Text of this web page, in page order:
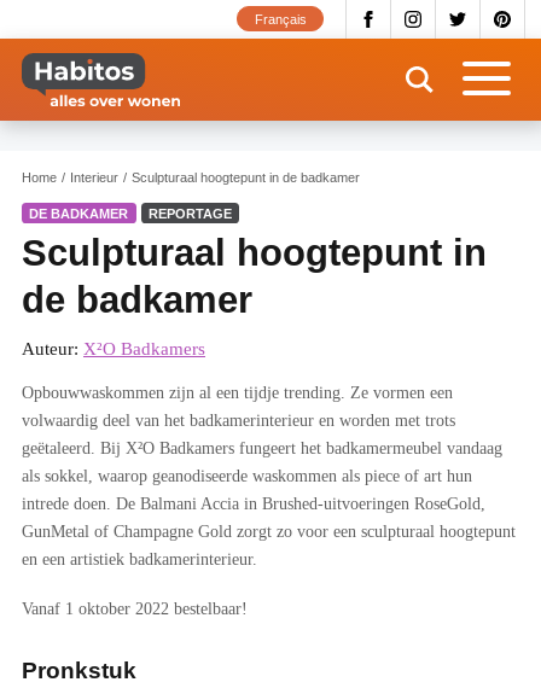
naar
inhoud
gaan
Français
Home Interieur Sculpturaal hoogtepunt in de badkamer
DE BADKAMER REPORTAGE
Sculpturaal hoogtepunt in
de badkamer
Auteur: X²O Badkamers
Opbouwwaskommen zijn al een tijdje trending. Ze vormen een
volwaardig deel van het badkamerinterieur en worden met trots
geëtaleerd. Bij X²O Badkamers fungeert het badkamermeubel vandaag
als sokkel, waarop geanodiseerde waskommen als piece of art hun
intrede doen. De Balmani Accia in Brushed-uitvoeringen RoseGold,
GunMetal of Champagne Gold zorgt zo voor een sculpturaal hoogtepunt
en een artistiek badkamerinterieur.
Vanaf 1 oktober 2022 bestelbaar!
Pronkstuk